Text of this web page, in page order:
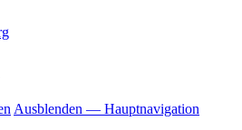
Ausblenden — Hauptnavigation